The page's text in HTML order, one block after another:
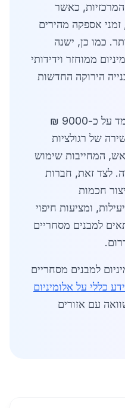
המרכזיות, כאשר
אספקה מהירים
כמו כן, ישנה
ממוחזר וידידותי
הירוקה החדשות
מחיר ממוצע לאלומיניום עומד על כ-9000 ₪
של רגולציות
אש, המחייבות שימוש
לצד זאת, חברות
חכמות
ומציעות חיפוי
למבנים מסחריים
למבנים מסחריים
כללי על אלומיניום
עם אזורים